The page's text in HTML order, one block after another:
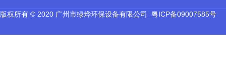
版权所有 © 2020 广州市绿烨环保设备有限公司 粤ICP备09007585号